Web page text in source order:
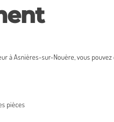
à Asnières-sur-Nouère, vous
pièces